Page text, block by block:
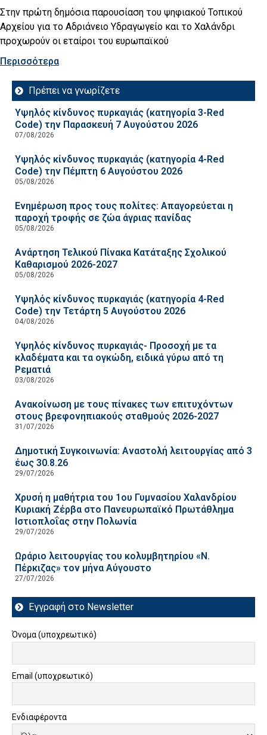
Στην πρώτη δημόσια παρουσίαση του ψηφιακού Τοπικού
Αρχείου για το Αδριάνειο Υδραγωγείο και το Χαλάνδρι
προχωρούν οι εταίροι του ευρωπαϊκού
Περισσότερα
Πρέπει να γνωρίζετε
Υψηλός κίνδυνος πυρκαγιάς (κατηγορία 3-Red
Code) την Παρασκευή 7 Αυγούστου 2026
07/08/2026
Υψηλός κίνδυνος πυρκαγιάς (κατηγορία 4-Red
Code) την Πέμπτη 6 Αυγούστου 2026
05/08/2026
Ενημέρωση προς τους πολίτες: Απαγορεύεται η
παροχή τροφής σε ζώα άγριας πανίδας
05/08/2026
Ανάρτηση Τελικού Πίνακα Κατάταξης Σχολικού
Καθαρισμού 2026-2027
05/08/2026
Υψηλός κίνδυνος πυρκαγιάς (κατηγορία 4-Red
Code) την Τετάρτη 5 Αυγούστου 2026
04/08/2026
Υψηλός κίνδυνος πυρκαγιάς- Προσοχή με τα
κλαδέματα και τα ογκώδη, ειδικά γύρω από τη
Ρεματιά
03/08/2026
Ανακοίνωση με τους πίνακες των επιτυχόντων
στους βρεφονηπιακούς σταθμούς 2026-2027
31/07/2026
Δημοτική Συγκοινωνία: Αναστολή λειτουργίας από 3
έως 30.8.26
29/07/2026
Χρυσή η μαθήτρια του 1ου Γυμνασίου Χαλανδρίου
Κυριακή Ζέρβα στο Πανευρωπαϊκό Πρωτάθλημα
Ιστιοπλοΐας στην Πολωνία
29/07/2026
Ωράριο λειτουργίας του κολυμβητηρίου «Ν.
Πέρκιζας» τον μήνα Αύγουστο
27/07/2026
Εγγραφή στο Newsletter
Όνομα (υποχρεωτικό)
Email (υποχρεωτικό)
Ενδιαφέροντα